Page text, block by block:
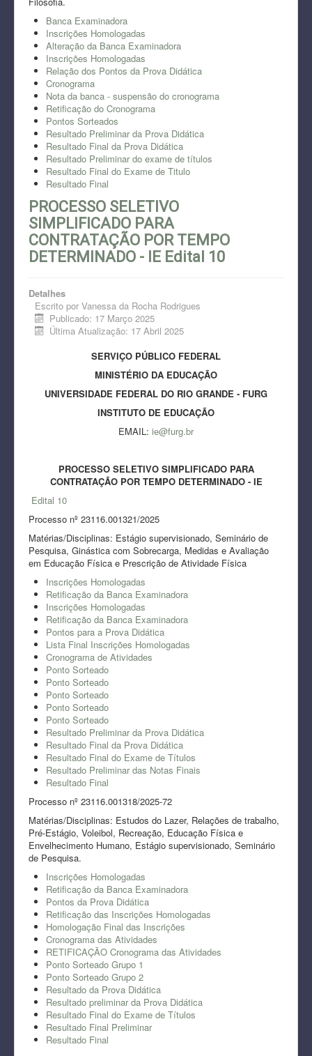
Banca Examinadora
Inscrições Homologadas
Alteração da Banca Examinadora
Inscrições Homologadas
Relação dos Pontos da Prova Didática
Cronograma
Nota da banca - suspensão do cronograma
Retificação do Cronograma
Pontos Sorteados
Resultado Preliminar da Prova Didática
Resultado Final da Prova Didática
Resultado Preliminar do exame de títulos
Resultado Final do Exame de Titulo
Resultado Final
PROCESSO SELETIVO
SIMPLIFICADO PARA
CONTRATAÇÃO POR TEMPO
DETERMINADO - IE Edital 10
Detalhes
Escrito por Vanessa da Rocha Rodrigues
Publicado: 17 Março 2025
Última Atualização: 17 Abril 2025
SERVIÇO PÚBLICO FEDERAL
MINISTÉRIO DA EDUCAÇÃO
UNIVERSIDADE FEDERAL DO RIO GRANDE - FURG
INSTITUTO DE EDUCAÇÃO
EMAIL: ie@furg.br
PROCESSO SELETIVO SIMPLIFICADO PARA
CONTRATAÇÃO POR TEMPO DETERMINADO - IE
Edital 10
Processo nº 23116.001321/2025
Matérias/Disciplinas: Estágio supervisionado, Seminário de
Pesquisa, Ginástica com Sobrecarga, Medidas e Avaliação
em Educação Física e Prescrição de Atividade Física
Inscrições Homologadas
Retificação da Banca Examinadora
Inscrições Homologadas
Retificação da Banca Examinadora
Pontos para a Prova Didática
Lista Final Inscrições Homologadas
Cronograma de Atividades
Ponto Sorteado
Ponto Sorteado
Ponto Sorteado
Ponto Sorteado
Ponto Sorteado
Resultado Preliminar da Prova Didática
Resultado Final da Prova Didática
Resultado Final do Exame de Títulos
Resultado Preliminar das Notas Finais
Resultado Final
Processo nº 23116.001318/2025-72
Matérias/Disciplinas: Estudos do Lazer, Relações de trabalho,
Pré-Estágio, Voleibol, Recreação, Educação Física e
Envelhecimento Humano, Estágio supervisionado, Seminário
de Pesquisa.
Inscrições Homologadas
Retificação da Banca Examinadora
Pontos da Prova Didática
Retificação das Inscrições Homologadas
Homologação Final das Inscrições
Cronograma das Atividades
RETIFICAÇÃO Cronograma das Atividades
Ponto Sorteado Grupo 1
Ponto Sorteado Grupo 2
Resultado da Prova Didática
Resultado preliminar da Prova Didática
Resultado Final do Exame de Títulos
Resultado Final Preliminar
Resultado Final